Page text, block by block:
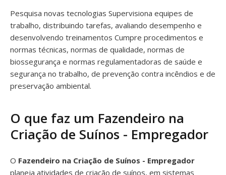
Pesquisa novas tecnologias Supervisiona equipes de
trabalho, distribuindo tarefas, avaliando desempenho e
desenvolvendo treinamentos Cumpre procedimentos e
normas técnicas, normas de qualidade, normas de
biossegurança e normas regulamentadoras de saúde e
segurança no trabalho, de prevenção contra incêndios e de
preservação ambiental.
O que faz um Fazendeiro na
Criação de Suínos - Empregador
O Fazendeiro na Criação de Suínos - Empregador
planeja atividades de criação de suínos, em sistemas